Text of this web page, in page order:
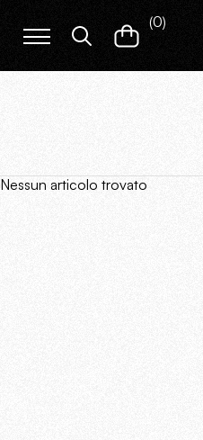
(0)
Nessun articolo trovato